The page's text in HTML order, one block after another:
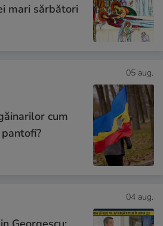
mari sărbători
05 aug.
cum
04 aug.